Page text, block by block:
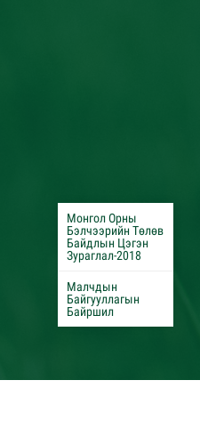
Монгол Орны
Бэлчээрийн Төлөв
Байдлын Цэгэн
Зураглал-2018
Малчдын
Байгууллагын
Байршил